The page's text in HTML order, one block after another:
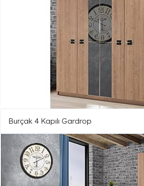
Burçak 4 Kapılı Gardrop